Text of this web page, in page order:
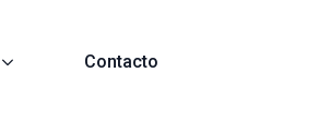
Contacto